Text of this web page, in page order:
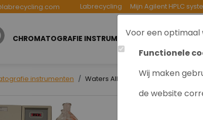
Voor een optimaal
Functionele
Wij maken
de website
Labrecycling Mijn Agilent HPLC
CHROMATOGRAFIE INSTRUMENTEN INKOOP
instrumenten Waters Alliance 2695 HPLC + 2410